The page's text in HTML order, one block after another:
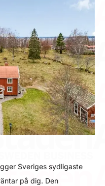
Sveriges sydligaste
på dig. Den